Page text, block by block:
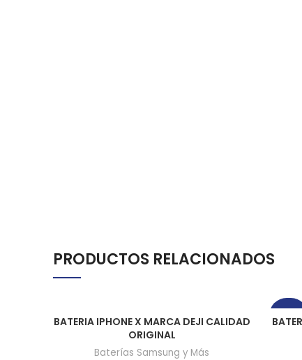
PRODUCTOS RELACIONADOS
BATERIA IPHONE X MARCA DEJI CALIDAD
ORIGINAL
Baterías Samsung y Más
-43%